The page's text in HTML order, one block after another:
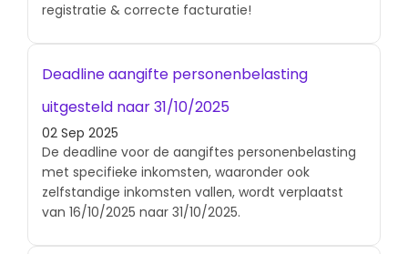
registratie & correcte facturatie!
Deadline aangifte personenbelasting
uitgesteld naar 31/10/2025
02 Sep 2025
De deadline voor de aangiftes personenbelasting
met specifieke inkomsten, waaronder ook
zelfstandige inkomsten vallen, wordt verplaatst
van 16/10/2025 naar 31/10/2025.